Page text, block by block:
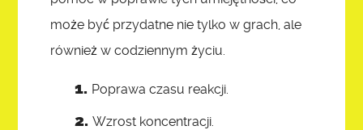
może być przydatne nie tylko w grach, ale
również w codziennym życiu.
Poprawa czasu reakcji.
Wzrost koncentracji.